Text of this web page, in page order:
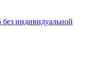
индивидуальной